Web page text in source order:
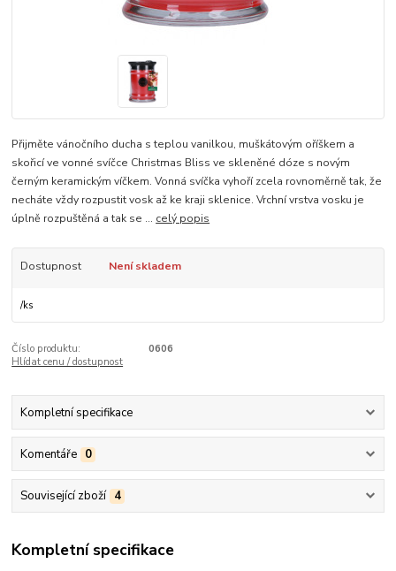
Přijměte vánočního ducha s teplou vanilkou, muškátovým oříškem a
skořicí ve vonné svíčce Christmas Bliss ve skleněné dóze s novým
černým keramickým víčkem. Vonná svíčka vyhoří zcela rovnoměrně tak, že
necháte vždy rozpustit vosk až ke kraji sklenice. Vrchní vrstva vosku je
úplně rozpuštěná a tak se ... celý popis
Dostupnost Není skladem
/ks
Číslo produktu:
0606
Hlídat cenu / dostupnost
Kompletní specifikace
Komentáře 0
Související zboží 4
Kompletní specifikace